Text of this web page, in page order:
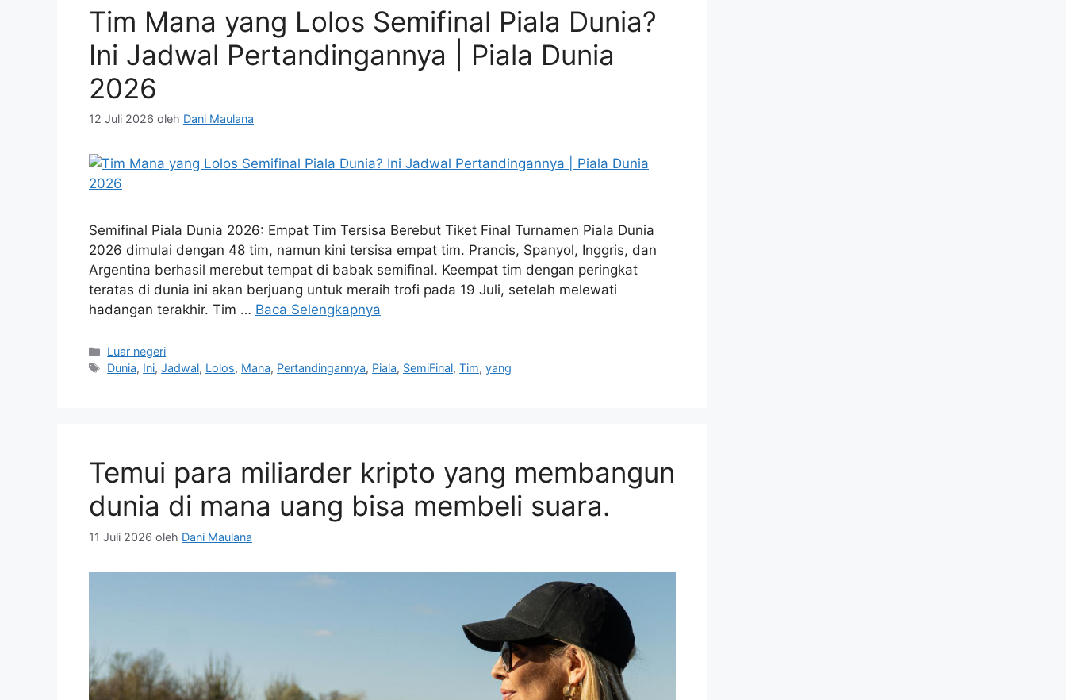
Tim Mana yang Lolos Semifinal Piala Dunia?
Ini Jadwal Pertandingannya | Piala Dunia
2026
12 Juli 2026 oleh Dani Maulana
Semifinal Piala Dunia 2026: Empat Tim Tersisa Berebut Tiket Final Turnamen Piala Dunia
2026 dimulai dengan 48 tim, namun kini tersisa empat tim. Prancis, Spanyol, Inggris, dan
Argentina berhasil merebut tempat di babak semifinal. Keempat tim dengan peringkat
teratas di dunia ini akan berjuang untuk meraih trofi pada 19 Juli, setelah melewati
hadangan terakhir. Tim … Baca Selengkapnya
Kategori
Luar negeri
Tag
Dunia, Ini,Jadwal, Lolos, Mana, Pertandingannya, Piala, SemiFinal,Tim,yang
Temui para miliarder kripto yang membangun
dunia di mana uang bisa membeli suara.
11 Juli 2026 oleh Dani Maulana